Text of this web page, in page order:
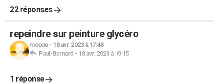
22 réponses
repeindre sur peinture glycéro
moone- 18 avr. 2023 à 17:48
Paul-Bernard - 18 avr. 2023 à 19:15
1 réponse